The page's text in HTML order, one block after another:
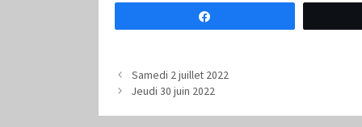
Samedi 2 juillet 2022
Jeudi 30 juin 2022